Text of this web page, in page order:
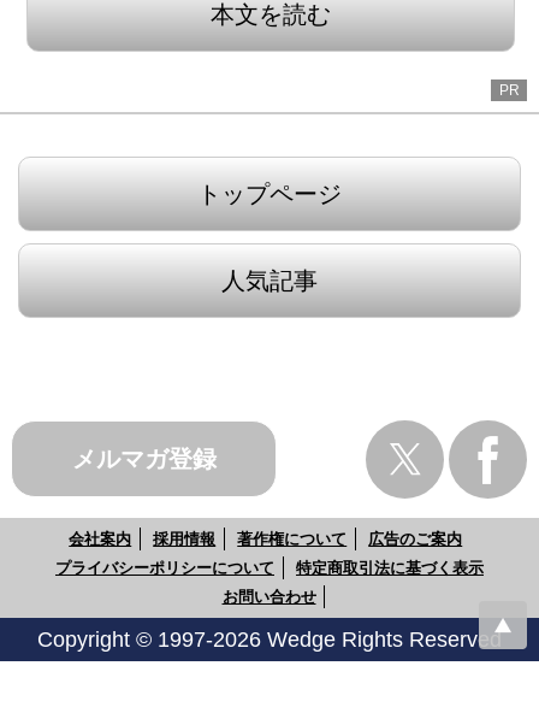
本文を読む
PR
トップページ
人気記事
メルマガ登録
会社案内 採用情報 著作権について
広告のご案内
プライバシーポリシーについて
特定商取引法に基づく表示
お問い合わせ
Copyright © 1997-2026 Wedge Rights Reserved